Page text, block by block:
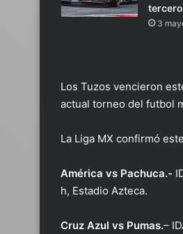
tercero
3
Los Tuzos vencieron
actual torneo del futbol
La Liga MX confirmó
América vs Pachuca.-
h, Estadio Azteca.
Cruz Azul vs Pumas.–